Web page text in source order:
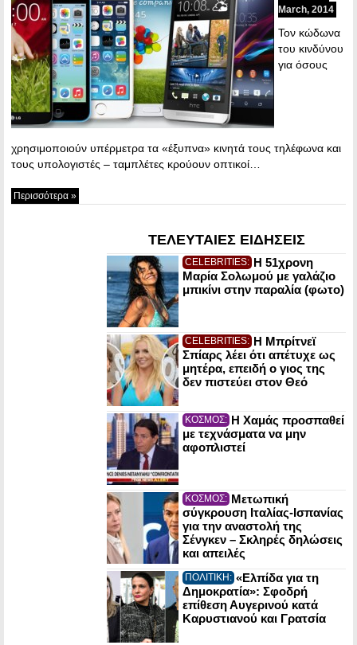
March, 2014
Τον κώδωνα
του κινδύνου
για όσους
χρησιμοποιούν υπέρμετρα τα «έξυπνα» κινητά τους τηλέφωνα και
τους υπολογιστές – ταμπλέτες κρούουν οπτικοί…
Περισσότερα »
ΤΕΛΕΥΤΑΙΕΣ ΕΙΔΗΣΕΙΣ
CELEBRITIES: Η 51χρονη
Μαρία Σολωμού με γαλάζιο
μπικίνι στην παραλία (φωτο)
CELEBRITIES: Η Μπρίτνεϊ
Σπίαρς λέει ότι απέτυχε ως
μητέρα, επειδή ο γιος της
δεν πιστεύει στον Θεό
ΚΟΣΜΟΣ: Η Χαμάς προσπαθεί
με τεχνάσματα να μην
αφοπλιστεί
ΚΟΣΜΟΣ: Μετωπική
σύγκρουση Ιταλίας-Ισπανίας
για την αναστολή της
Σένγκεν – Σκληρές δηλώσεις
και απειλές
ΠΟΛΙΤΙΚΗ: «Ελπίδα για τη
Δημοκρατία»: Σφοδρή
επίθεση Αυγερινού κατά
Καρυστιανού και Γρατσία